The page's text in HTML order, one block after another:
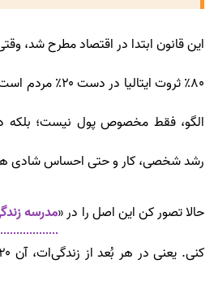
این قانون ابتدا در اقتصاد مطرح شد،
۸۰٪ ثروت
الگو، فقط مخصوص پول نیست؛ بلکه در
رشد شخصی، کار و حتی احساس شادی
حالا تصور کن این اصل را در «مدرسه